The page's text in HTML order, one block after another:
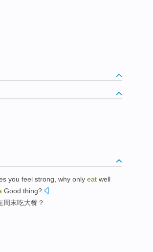
you feel strong why only eat well
Good thing?
周末吃大餐？